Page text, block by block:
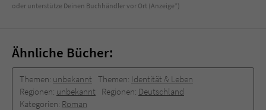
oder unterstütze Deinen Buchhändler vor Ort (Anzeige*)
Ähnliche Bücher:
Themen: unbekannt Themen: Identität & Leben
Regionen: unbekannt Regionen: Deutschland
Kategorien: Roman